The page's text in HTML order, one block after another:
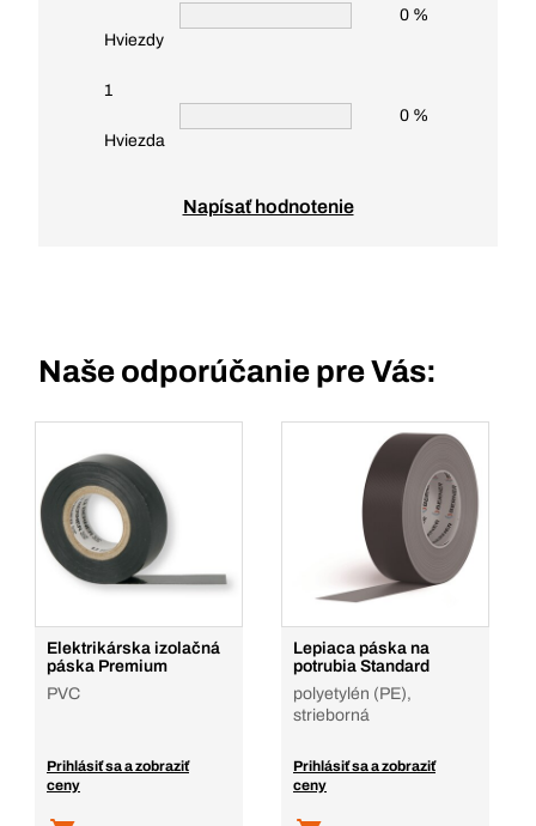
Hviezdy
0 %
1
Hviezda
0 %
Napísať hodnotenie
Naše odporúčanie pre Vás:
Elektrikárska izolačná
páska Premium
PVC
Prihlásiť sa a zobraziť
ceny
Lepiaca páska na
potrubia Standard
polyetylén (PE),
strieborná
Prihlásiť sa a zobraziť
ceny